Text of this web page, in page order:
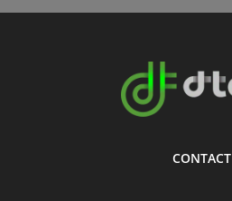
CONTACT